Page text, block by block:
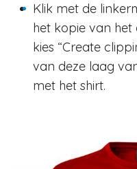
Klik met de
het kopie van het
kies “Create
van deze laag
met het shirt.